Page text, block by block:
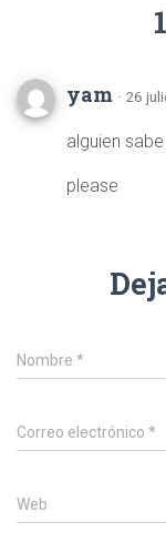
yam · 26
alguien
please
Nombre *
Correo electrónico *
Web